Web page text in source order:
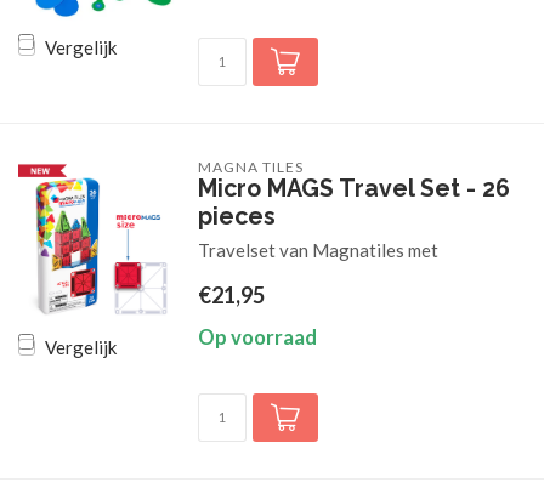
Vergelijk
Vergelijk
MAGNA TILES
Micro MAGS Travel Set - 26
pieces
Travelset van Magnatiles met
€21,95
Op voorraad